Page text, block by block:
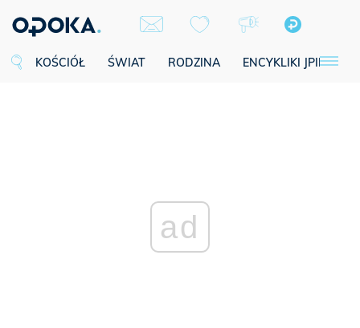
KOŚCIÓŁ ŚWIAT RODZINA ENCYKLIKI JPII
ad